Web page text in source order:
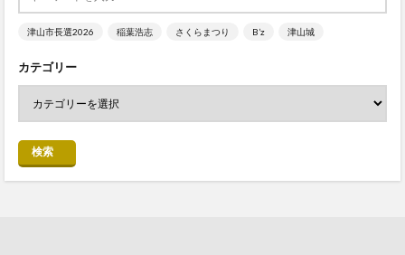
津山市長選2026 稲葉浩志 さくらまつり B’z 津山城
カテゴリー
検索